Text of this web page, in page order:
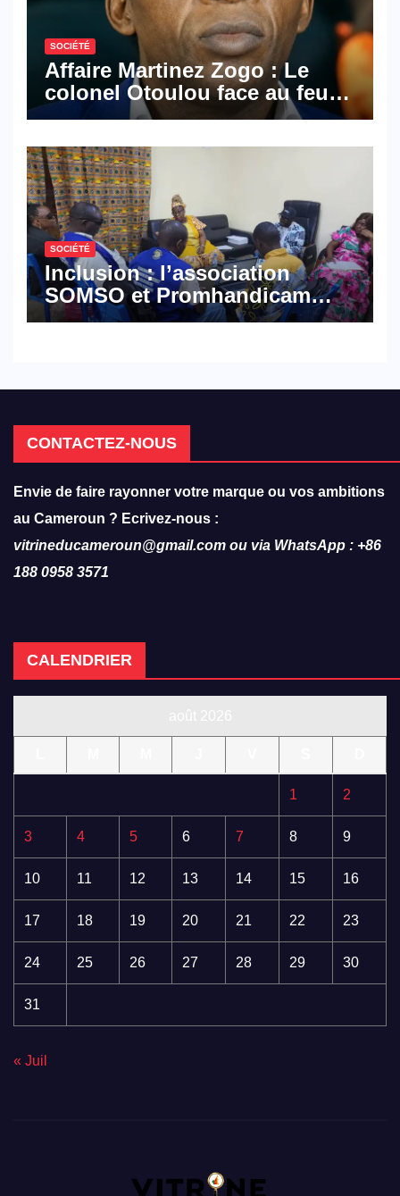
SOCIÉTÉ
Affaire Martinez Zogo : Le
colonel Otoulou face au feu
croisé des avocats de la
SOCIÉTÉ
Inclusion : l’association
SOMSO et Promhandicam
militent en faveur d’une
CONTACTEZ-NOUS
Envie de faire rayonner votre marque ou vos ambitions
au Cameroun ? Ecrivez-nous :
vitrineducameroun@gmail.com ou via WhatsApp : +86
188 0958 3571
CALENDRIER
1 2
3 4 5 6 7 8 9
10 11 12 13 14 15 16
17 18 19 20 21 22 23
24 25 26 27 28 29 30
31
« Juil